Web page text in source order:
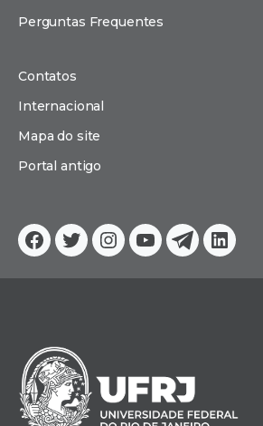
Facebook
TwitterInstagram
YouTube
Telegram
Perguntas Frequentes
Contatos
Internacional
Mapa do site
Portal antigo